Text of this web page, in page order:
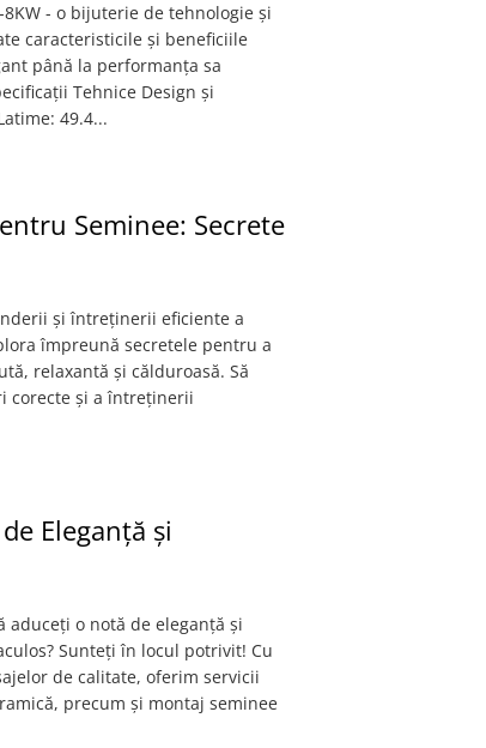
- o bijuterie de tehnologie și
caracteristicile și beneficiile
până la performanța sa
Tehnice Design și
49.4...
Seminee: Secrete
și întreținerii eficiente a
împreună secretele pentru a
relaxantă și călduroasă. Să
corecte și a întreținerii
Eleganță și
o notă de eleganță și
Sunteți în locul potrivit! Cu
de calitate, oferim servicii
precum și montaj seminee